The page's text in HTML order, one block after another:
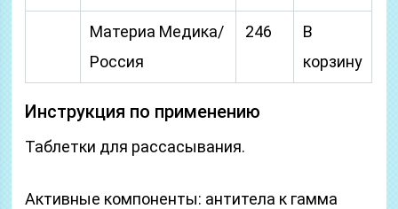
Материа Медика/
Россия
246
В
корзину
Инструкция по применению
Таблетки для рассасывания.
Активные компоненты: антитела к гамма